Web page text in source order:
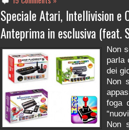
Speciale Atari, Intellivision e
Anteprima in esclusiva (feat.
Non
parla
dei
Non
foga
Non